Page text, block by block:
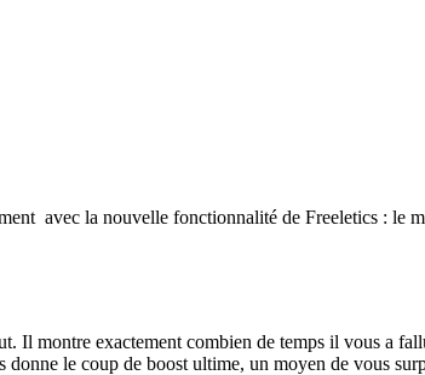
avec la nouvelle fonctionnalité de Freeletics : le
Il montre exactement combien de temps il vous a
le coup de boost ultime, un moyen de vous